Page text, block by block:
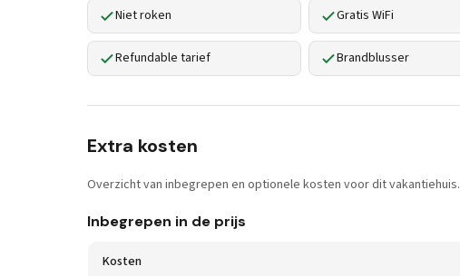
Niet roken Gratis WiFi
Refundable tarief Brandblusser
Extra kosten
Overzicht van inbegrepen en optionele kosten voor dit vakantiehuis.
Inbegrepen in de prijs
Kosten